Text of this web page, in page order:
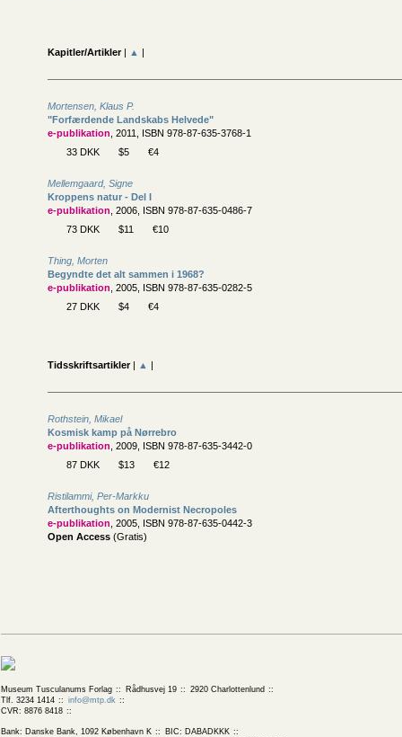
Kapitler/Artikler| ▲ |
Mortensen, Klaus P.
"Forfærdende Landskabs Helvede"
e-publikation , 2011, ISBN 978-87-635-3768-1
33 DKK
$5 €4
Mellemgaard, Signe
Kroppens natur - Del I
e-publikation , 2006, ISBN 978-87-635-0486-7
73 DKK
$11 €10
Thing, Morten
Begyndte det alt sammen i 1968?
e-publikation , 2005, ISBN 978-87-635-0282-5
27 DKK
$4 €4
Tidsskriftsartikler| ▲ |
Rothstein, Mikael
Kosmisk kamp på Nørrebro
e-publikation , 2009, ISBN 978-87-635-3442-0
87 DKK
$13 €12
Ristilammi, Per-Markku
Afterthoughts on Modernist Necropoles
e-publikation , 2005, ISBN 978-87-635-0442-3
Open Access (Gratis)
Museum Tusculanums Forlag Rådhusvej 19
2920 Charlottenlund
Tlf. 3234 1414
info@mtp.dk
CVR: 8876 8418
Bank: Danske Bank, 1092 København K
BIC: DABADKKK